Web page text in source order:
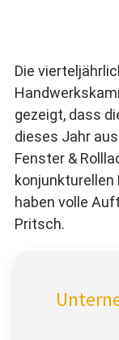
Die
gezeigt, dass
dieses Jahr
Fenster &
konjunkturellen
haben volle
Pritsch.